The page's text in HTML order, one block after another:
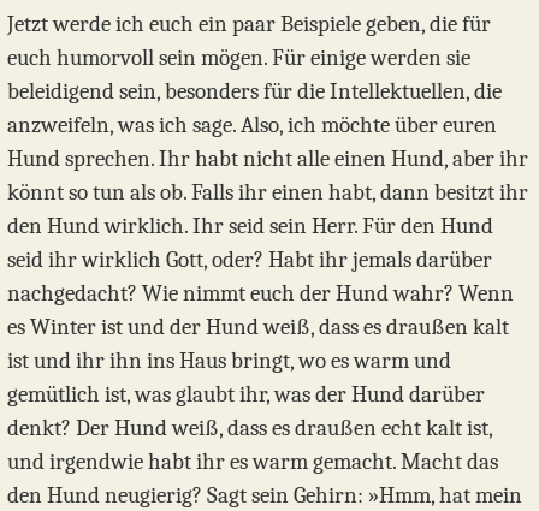
Jetzt werde ich euch ein paar Beispiele geben, die für
euch humorvoll sein mögen. Für einige werden sie
beleidigend sein, besonders für die Intellektuellen, die
anzweifeln, was ich sage. Also, ich möchte über euren
Hund sprechen. Ihr habt nicht alle einen Hund, aber ihr
könnt so tun als ob. Falls ihr einen habt, dann besitzt ihr
den Hund wirklich. Ihr seid sein Herr. Für den Hund
seid ihr wirklich Gott, oder? Habt ihr jemals darüber
nachgedacht? Wie nimmt euch der Hund wahr? Wenn
es Winter ist und der Hund weiß, dass es draußen kalt
ist und ihr ihn ins Haus bringt, wo es warm und
gemütlich ist, was glaubt ihr, was der Hund darüber
denkt? Der Hund weiß, dass es draußen echt kalt ist,
und irgendwie habt ihr es warm gemacht. Macht das
den Hund neugierig? Sagt sein Gehirn: »Hmm, hat mein